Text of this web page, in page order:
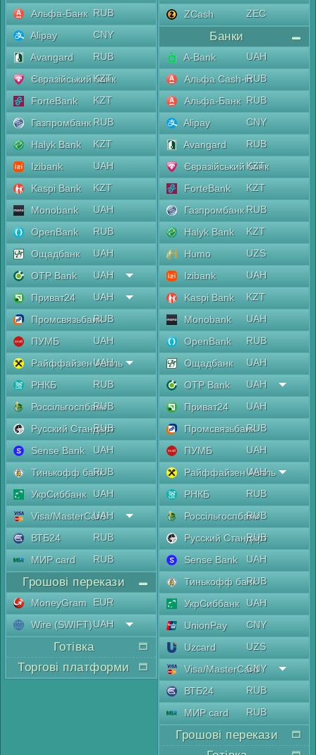
Альфа-Банк RUB
Alipay
CNY
Avangard
RUB
Євразійський банк
KZT
ForteBank
KZT
Газпромбанк RUB
Halyk Bank
KZT
Izibank
UAH
Kaspi Bank
KZT
Monobank
UAH
OpenBank
RUB
Ощадбанк
UAH
OTP Bank
UAH
Приват24
UAH
ПромсвязьбанкRUB
ПУМБ
UAH
Райффайзен Аваль
UAH
РНКБ
RUB
Россільгоспбанк
RUB
Русский Стандарт
RUB
Sense Bank
UAH
Тинькофф банкRUB
УкрСиббанк
UAH
Visa/MasterCard
UAH
ВТБ24
RUB
МИР card
RUB
Грошові перекази
MoneyGram
EUR
Wire (SWIFT)UAH
Готівка
Торгові платформи
ZCash
ZEC
Банки
A-Bank
UAH
Альфа Cash-inRUB
Альфа-Банк RUB
Alipay
CNY
Avangard
RUB
Євразійський банк
KZT
ForteBank
KZT
Газпромбанк RUB
Halyk Bank
KZT
Humo
UZS
Izibank
UAH
Kaspi Bank
KZT
Monobank
UAH
OpenBank
RUB
Ощадбанк
UAH
OTP Bank
UAH
Приват24
UAH
ПромсвязьбанкRUB
ПУМБ
UAH
Райффайзен Аваль
UAH
РНКБ
RUB
Россільгоспбанк
RUB
Русский Стандарт
RUB
Sense Bank
UAH
Тинькофф банкRUB
УкрСиббанк
UAH
UnionPay
CNY
Uzcard
UZS
Visa/MasterCard
CNY
ВТБ24
RUB
МИР card
RUB
Грошові перекази